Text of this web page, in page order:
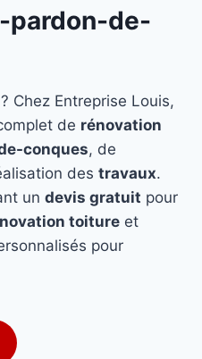
pardon-de-
? Chez Entreprise Louis,
de rénovation
conques, de
des travaux.
un devis gratuit pour
toiture et
pour